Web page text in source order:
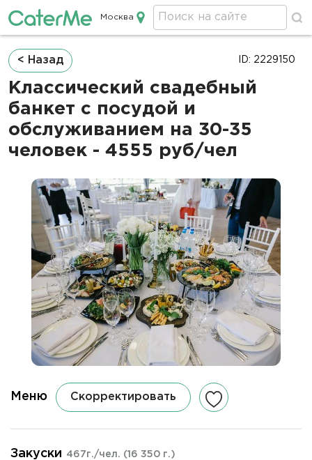
Кейтеринг в Москве
Москва
Строка
навигации
< Назад
Классический свадебный
банкет с посудой и
обслуживанием на 30-35
человек - 4555 руб/чел
ID: 2229150
Меню Скорректировать
Закуски 467г./чел. (16 350 г.)